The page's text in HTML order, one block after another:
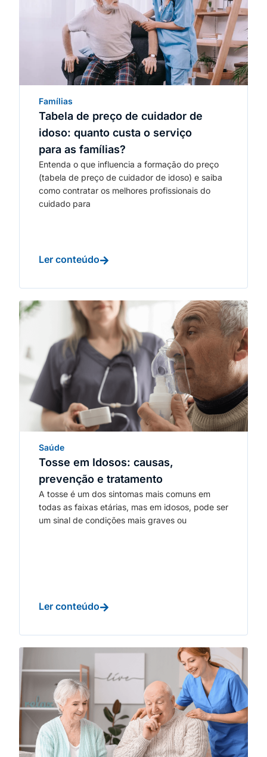
Famílias
Tabela de preço de cuidador de
idoso: quanto custa o serviço
para as famílias?
Entenda o que influencia a formação do preço
(tabela de preço de cuidador de idoso) e saiba
como contratar os melhores profissionais do
cuidado para
Ler conteúdo
Saúde
Tosse em Idosos: causas,
prevenção e tratamento
A tosse é um dos sintomas mais comuns em
todas as faixas etárias, mas em idosos, pode ser
um sinal de condições mais graves ou
Ler conteúdo